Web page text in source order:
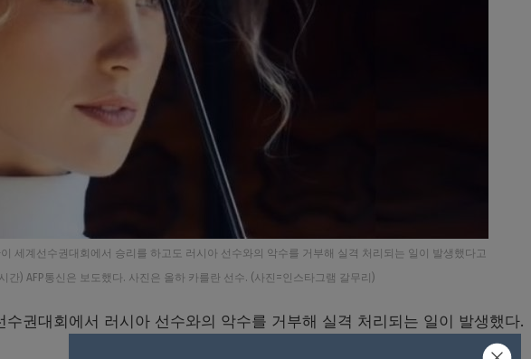
세계선수권대회에서 승리를 하고도 러시아 선수와의 악수를 거부해 실격 처리되는 일이 발생했다고
간) AFP통신은 보도했다. 사진은 올하 카를란 선수. (사진=인스타그램 갈무리)
권대회에서 러시아 선수와의 악수를 거부해 실격 처리되는 일이 발생했다.